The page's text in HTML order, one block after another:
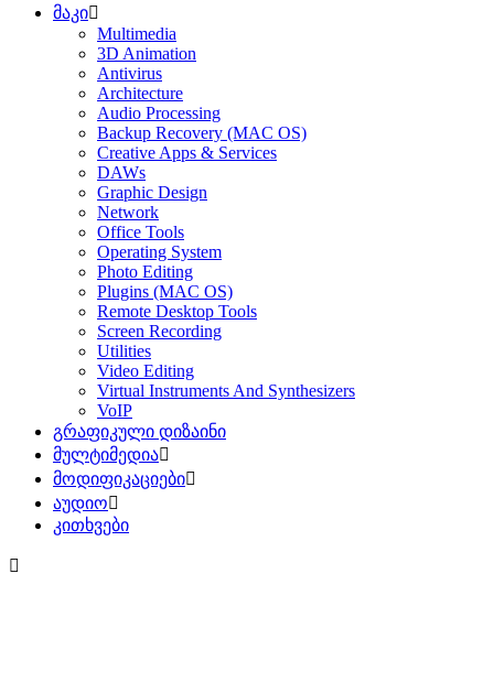
მაკი
Multimedia
3D Animation
Antivirus
Architecture
Audio Processing
Backup Recovery (MAC OS)
Creative Apps & Services
DAWs
Graphic Design
Network
Office Tools
Operating System
Photo Editing
Plugins (MAC OS)
Remote Desktop Tools
Screen Recording
Utilities
Video Editing
Virtual Instruments And Synthesizers
VoIP
გრაფიკული დიზაინი
მულტიმედია
მოდიფიკაციები
აუდიო
კითხვები